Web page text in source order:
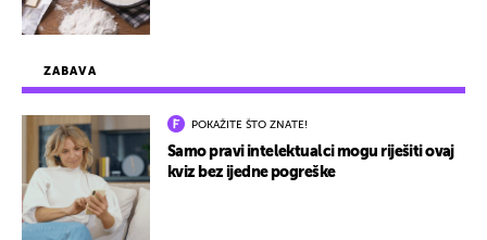
ZABAVA
POKAŽITE ŠTO ZNATE!
Samo pravi intelektualci mogu riješiti ovaj
kviz bez ijedne pogreške